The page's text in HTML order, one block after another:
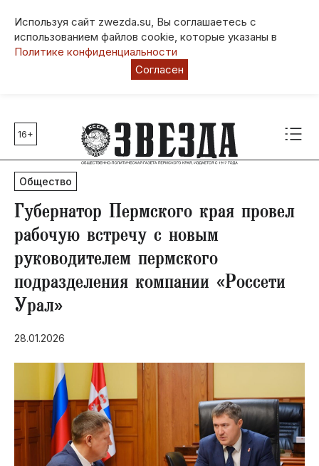
Используя сайт zwezda.su, Вы соглашаетесь с
использованием файлов cookie, которые указаны в
Политике конфиденциальности
Согласен
Главные темы
80 лет Победы
Молодежная столица РФ
СВО
Выборы в Пермском крае
Социальная поддержка
Инфраструктура
Благоустройство
16+
Общество
Губернатор Пермского края провел
рабочую встречу с новым
руководителем пермского
подразделения компании «Россети
Урал»
28.01.2026